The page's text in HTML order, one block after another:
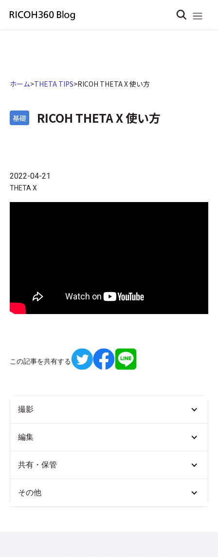
ホーム>THETA TIPS>RICOH THETA X 使い方
基礎 RICOH THETA X 使い方
2022-04-21
THETA X
この記事を共有する
撮影
編集
共有・保管
その他